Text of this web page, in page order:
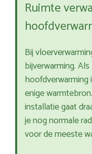
Ruimte
Bij
bijverwarming.
hoofdverwarming
enige
installatie gaat
je nog normale
voor de meeste